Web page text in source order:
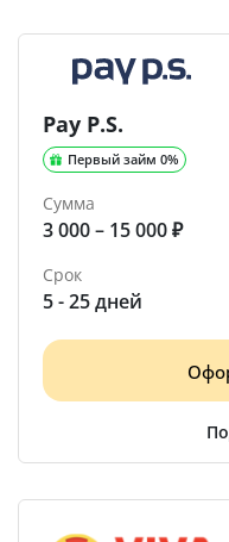
Pay P.S.
Первый займ 0%
Сумма
3 000 – 15 000 ₽
Срок
5 - 25 дней